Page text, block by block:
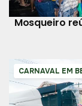
Mosqueiro
CARNAVAL EM